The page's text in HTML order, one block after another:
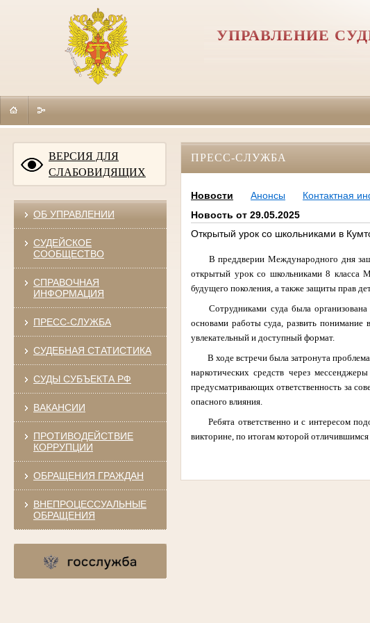
УПРАВЛЕНИЕ
ВЕРСИЯ ДЛЯ
СЛАБОВИДЯЩИХ
ОБ УПРАВЛЕНИИ
СУДЕЙСКОЕ
СООБЩЕСТВО
СПРАВОЧНАЯ
ИНФОРМАЦИЯ
ПРЕСС-СЛУЖБА
СУДЕБНАЯ СТАТИСТИКА
СУДЫ СУБЪЕКТА РФ
ВАКАНСИИ
ПРОТИВОДЕЙСТВИЕ
КОРРУПЦИИ
ОБРАЩЕНИЯ ГРАЖДАН
ВНЕПРОЦЕССУАЛЬНЫЕ
ОБРАЩЕНИЯ
ПРЕСС-СЛУЖБА
Новости Анонсы
Контактная
Новость от 29.05.2025
Открытый урок со школьниками в
В преддверии Международного дня
открытый урок со школьниками 8 класса
будущего поколения, а также защиты прав
Сотрудниками суда была
основами работы суда, развить понимание
увлекательный и доступный формат.
В ходе встречи была затронута
наркотических средств через
предусматривающих ответственность за
опасного влияния.
Ребята ответственно и с интересом
викторине, по итогам которой